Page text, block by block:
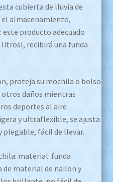
cubierta de lluvia de
el almacenamiento,
este producto adecuado
litrosl, recibirá una funda
proteja su mochila o bolso
otros daños mientras
deportes al aire .
y ultraflexible, se ajusta
fácil de llevar.
material: funda
material de nailon y